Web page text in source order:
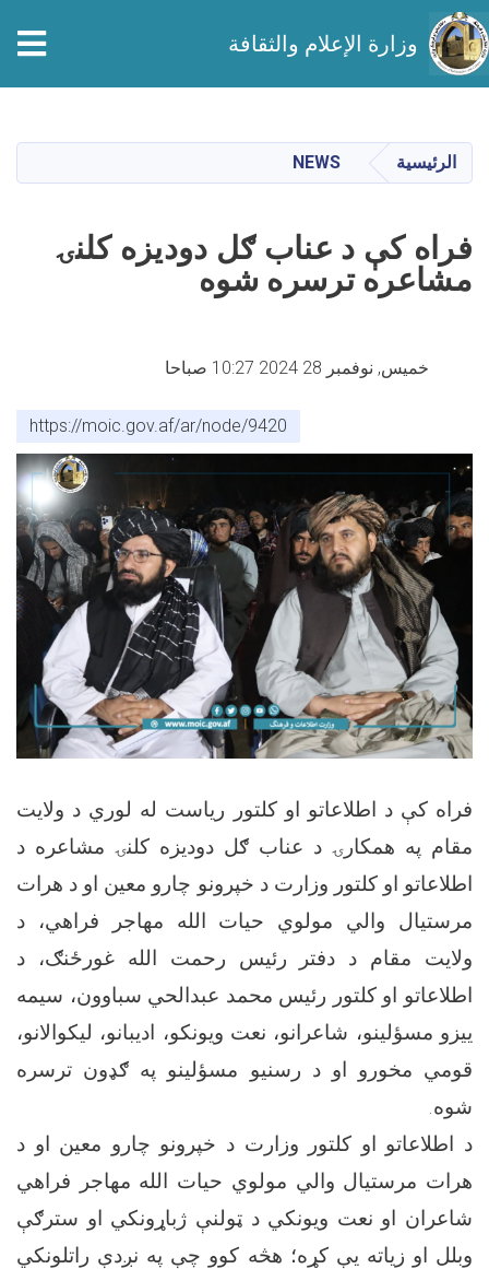
الرئيسي
وزارة الإعلام والثقافة
الرئيسية NEWS
فراه کې د عناب ګل دودیزه کلنۍ
مشاعره ترسره شوه
خميس, نوفمبر 28 2024 10:27 صباحا
https://moic.gov.af/ar/node/9420
فراه کې د اطلاعاتو او کلتور رياست له لوري د ولايت
مقام په همکارۍ د عناب ګل دودیزه کلنۍ مشاعره د
اطلاعاتو او کلتور وزارت د خپرونو چارو معين او د هرات
مرستيال والي مولوي حيات الله مهاجر فراهي، د
ولایت مقام د دفتر رئیس رحمت الله غورځنګ، د
اطلاعاتو او کلتور رئيس محمد عبدالحي سباوون، سیمه
ییزو مسؤلينو، شاعرانو، نعت ویونکو، اديبانو، ليکوالانو،
قومي مخورو او د رسنيو مسؤلينو په ګډون ترسره
شوه.
د اطلاعاتو او کلتور وزارت د خپرونو چارو معين او د
هرات مرستيال والي مولوي حيات الله مهاجر فراهي
شاعران او نعت ويونکي د ټولنې ژباړونکي او سترګې
وبلل او زیاته یې کړه؛ هڅه کوو چې په نږدې راتلونکي